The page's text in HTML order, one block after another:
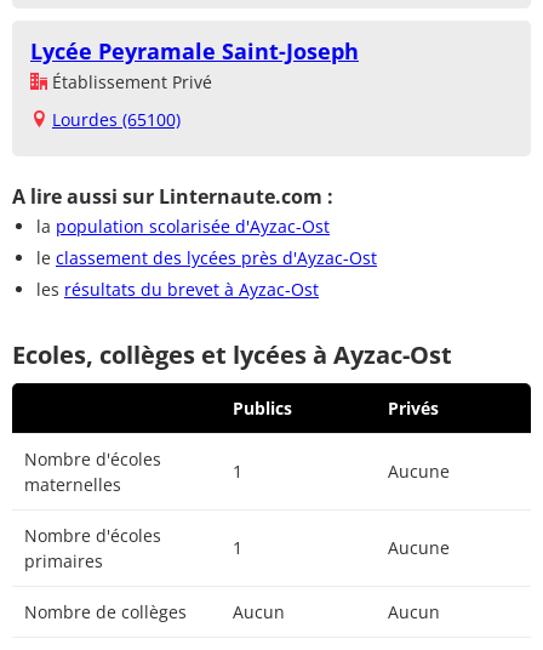
Lycée Peyramale Saint-Joseph
Établissement Privé
Lourdes (65100)
A lire aussi sur Linternaute.com :
la population scolarisée d'Ayzac-Ost
le classement des lycées près d'Ayzac-Ost
les résultats du brevet à Ayzac-Ost
Ecoles, collèges et lycées à Ayzac-Ost
Publics Privés
Nombre d'écoles
maternelles
1 Aucune
Nombre d'écoles
primaires
1 Aucune
Nombre de collèges Aucun Aucun